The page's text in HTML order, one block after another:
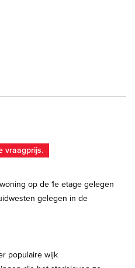
vraagprijs.
op de 1e etage gelegen
gelegen in de
populaire wijk